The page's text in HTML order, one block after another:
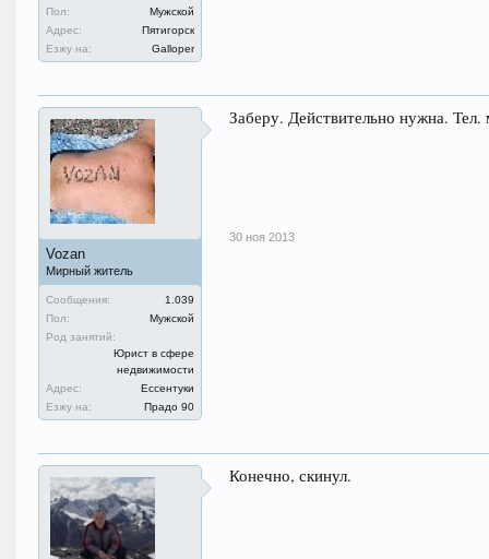
Пол:
Мужской
Адрес:
Пятигорск
Езжу на:
Galloper
Vozan
Мирный житель
Сообщения:
1.039
Пол:
Мужской
Род занятий:
Юрист в сфере
недвижимости
Адрес:
Ессентуки
Езжу на:
Прадо 90
Заберу. Действительно нужна.
30 ноя 2013
Конечно, скинул.